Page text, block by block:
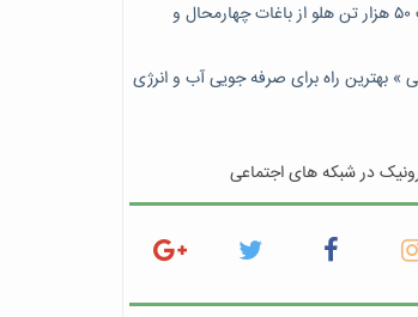
پیش‎‌بینی برداشت ۵۰ هزار تن هلو از باغات چهارمحال و
» بهترین راه برای صرفه جویی آب و انرژی
در شبکه های اجتماعی